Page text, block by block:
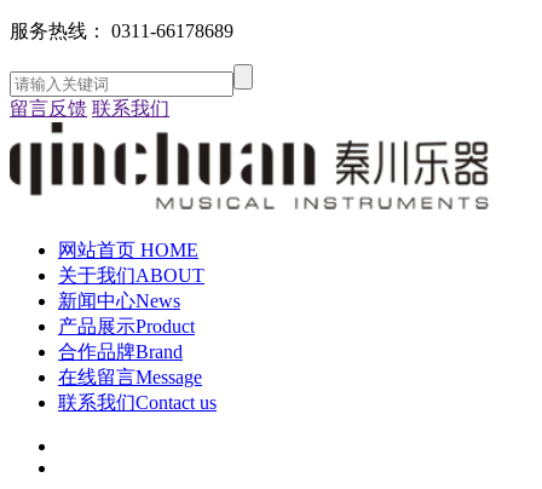
服务热线： 0311-66178689
留言反馈 联系我们
网站首页 HOME
关于我们ABOUT
新闻中心News
产品展示Product
合作品牌Brand
在线留言Message
联系我们Contact us